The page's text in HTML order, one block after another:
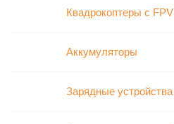
Квадрокоптеры с FPV
Аккумуляторы
Зарядные устройства